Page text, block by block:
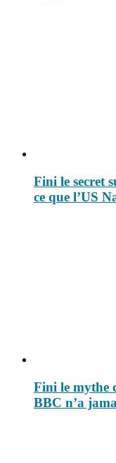
Fini le secret
ce que l’US
Fini le mythe
BBC n’a